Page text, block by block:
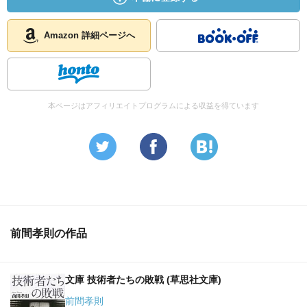
Amazon 詳細ページへ
本ページはアフィリエイトプログラムによる収益を得ています
前間孝則の作品
文庫 技術者たちの敗戦 (草思社文庫)
前間孝則